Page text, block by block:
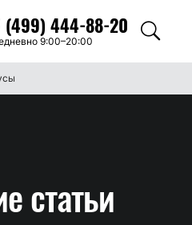
(499) 444-88-20
9:00–20:00
статьи